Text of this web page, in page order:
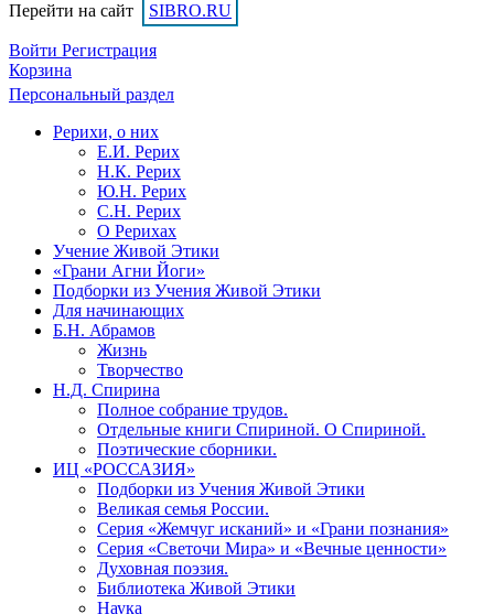
Перейти на сайт SIBRO.RU
Войти Регистрация
Корзина
Персональный раздел
Рерихи, о них
Е.И. Рерих
Н.К. Рерих
Ю.Н. Рерих
С.Н. Рерих
О Рерихах
Учение Живой Этики
«Грани Агни Йоги»
Подборки из Учения Живой Этики
Для начинающих
Б.Н. Абрамов
Жизнь
Творчество
Н.Д. Спирина
Полное собрание трудов.
Отдельные книги Спириной. О Спириной.
Поэтические сборники.
ИЦ «РОССАЗИЯ»
Подборки из Учения Живой Этики
Великая семья России.
Серия «Жемчуг исканий» и «Грани познания»
Серия «Светочи Мира» и «Вечные ценности»
Духовная поэзия.
Библиотека Живой Этики
Наука